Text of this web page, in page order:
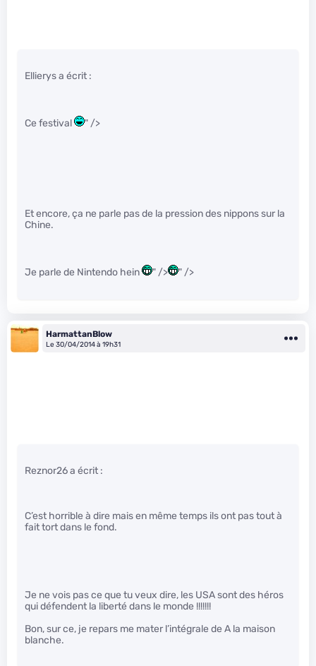
Ellierys a écrit :
Ce festival " />
Et encore, ça ne parle pas de la pression des nippons sur la
Chine.
Je parle de Nintendo hein " /> " />
HarmattanBlow
Le 30/04/2014 à 19h31
Reznor26 a écrit :
C’est horrible à dire mais en même temps ils ont pas tout à
fait tort dans le fond.
Je ne vois pas ce que tu veux dire, les USA sont des héros
qui défendent la liberté dans le monde !!!!!!!
Bon, sur ce, je repars me mater l’intégrale de A la maison
blanche.